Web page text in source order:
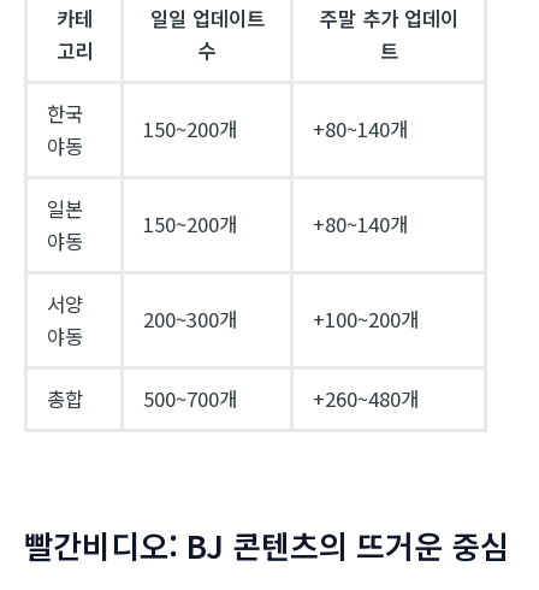
카테
고리
일일 업데이트
수
주말 추가 업데이
트
한국
야동
150~200개 +80~140개
일본
야동
150~200개 +80~140개
서양
야동
200~300개 +100~200개
총합 500~700개 +260~480개
빨간비디오: BJ 콘텐츠의 뜨거운 중심